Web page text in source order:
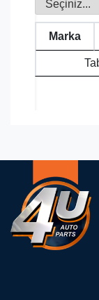
Marka